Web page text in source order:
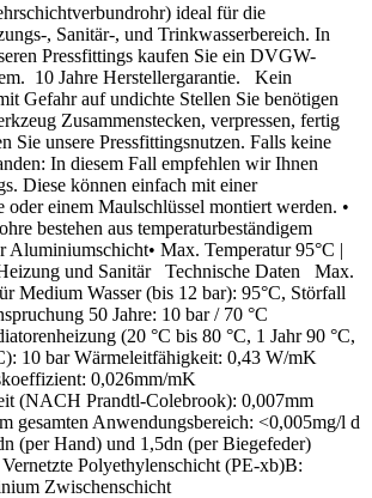
ideal für die
, Sanitär-, und Trinkwasserbereich. In
Pressfittings kaufen Sie ein DVGW-
10 Jahre Herstellergarantie. Kein
Gefahr auf undichte Stellen Sie benötigen
Zusammenstecken, verpressen, fertig
Sie unsere Pressfittingsnutzen. Falls keine
In diesem Fall empfehlen wir Ihnen
Diese können einfach mit einer
oder einem Maulschlüssel montiert werden. •
bestehen aus temperaturbeständigem
Aluminiumschicht• Max. Temperatur 95°C |
und Sanitär Technische Daten Max.
Medium Wasser (bis 12 bar): 95°C, Störfall
50 Jahre: 10 bar / 70 °C
(20 °C bis 80 °C, 1 Jahr 90 °C,
10 bar Wärmeleitfähigkeit: 0,43 W/mK
0,026mm/mK
(NACH Prandtl-Colebrook): 0,007mm
gesamten Anwendungsbereich: <0,005mg/l d
(per Hand) und 1,5dn (per Biegefeder)
Polyethylenschicht (PE-xb)B:
Zwischenschicht